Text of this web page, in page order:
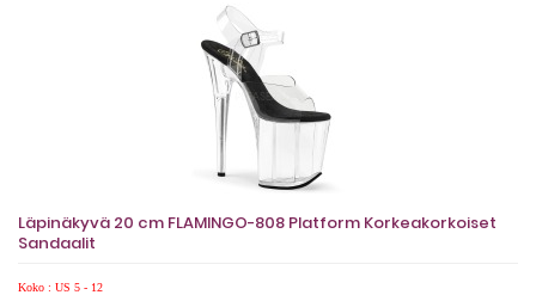
Läpinäkyvä 20 cm FLAMINGO-808 Platform Korkeakorkoiset
Sandaalit
Koko : US 5 - 12